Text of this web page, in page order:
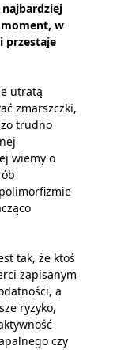
najbardziej
moment, w
przestaje
utratą
zmarszczki,
trudno
wiemy o
tak, że ktoś
zapisanym
a
ryzyko,
czy